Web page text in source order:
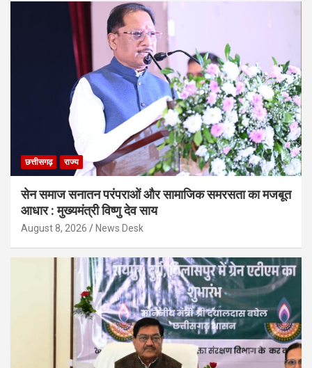
छत्तीसगढ़ राज्य
सेन समाज सनातन परंपराओं और सामाजिक समरसता का मजबूत
आधार : मुख्यमंत्री विष्णु देव साय
August 8, 2026 News Desk